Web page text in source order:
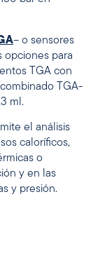
– o sensores
opciones para
TGA con
TGA-
ml.
el análisis
caloríficos,
o
y en las
y presión.